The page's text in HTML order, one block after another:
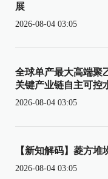
展
2026-08-04 03:05
全球单产最大高端聚
关键产业链自主可控
2026-08-04 03:05
【新知解码】菱方堆
2026-08-04 03:05